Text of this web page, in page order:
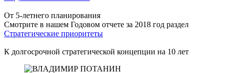
От 5-летнего планирования
Смотрите в нашем Годовом отчете за 2018 год раздел
Стратегические приоритеты
К долгосрочной стратегической концепции на 10 лет